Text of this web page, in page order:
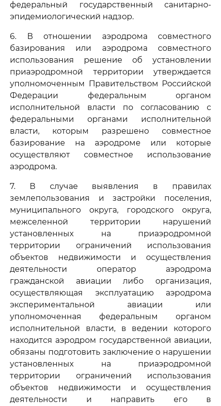
федеральный государственный санитарно-
эпидемиологический надзор.
6. В отношении аэродрома совместного
базирования или аэродрома совместного
использования решение об установлении
приаэродромной территории утверждается
уполномоченным Правительством Российской
Федерации федеральным органом
исполнительной власти по согласованию с
федеральными органами исполнительной
власти, которым разрешено совместное
базирование на аэродроме или которые
осуществляют совместное использование
аэродрома.
7. В случае выявления в правилах
землепользования и застройки поселения,
муниципального округа, городского округа,
межселенной территории нарушений
установленных на приаэродромной
территории ограничений использования
объектов недвижимости и осуществления
деятельности оператор аэродрома
гражданской авиации либо организация,
осуществляющая эксплуатацию аэродрома
экспериментальной авиации или
уполномоченная федеральным органом
исполнительной власти, в ведении которого
находится аэродром государственной авиации,
обязаны подготовить заключение о нарушении
установленных на приаэродромной
территории ограничений использования
объектов недвижимости и осуществления
деятельности и направить его в